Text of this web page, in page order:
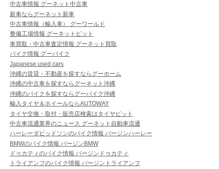
中古車情報 グーネット中古車
新車ならグーネット新車
中古車情報（輸入車） グーワールド
整備工場情報 グーネットピット
車買取・中古車査定情報 グーネット買取
バイク情報 グーバイク
Japanese used cars
沖縄の賃貸・不動産を探すならグーホーム
沖縄の中古車を探すならグーネット沖縄
沖縄のバイクを探すならグーバイク沖縄
輸入タイヤ＆ホイールならAUTOWAY
タイヤ交換・取付・販売店検索はタイヤピット
中古車流通業界のニュース グーネット自動車流通
ハーレーダビッドソンのバイク情報 バージンハーレー
BMWのバイク情報 バージンBMW
ドゥカティのバイク情報 バージンドゥカティ
トライアンフのバイク情報 バージントライアンフ